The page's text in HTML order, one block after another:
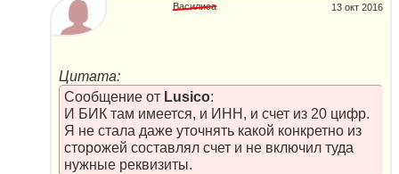
13 окт 2016
Василиса
Цитата:
Сообщение от Lusico:
И БИК там имеется, и ИНН, и счет из 20 цифр.
Я не стала даже уточнять какой конкретно из
сторожей составлял счет и не включил туда
нужные реквизиты.